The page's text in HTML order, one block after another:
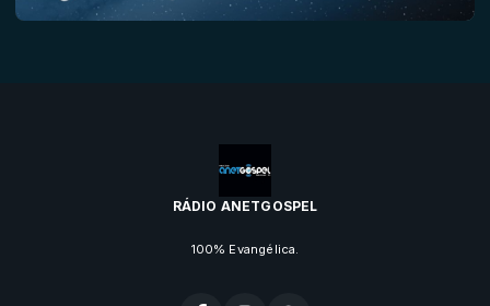
RÁDIO ANETGOSPEL
100% Evangélica.